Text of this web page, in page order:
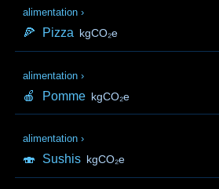
alimentation ›
🍕 Pizza kgCO₂e
alimentation ›
🍎 Pomme kgCO₂e
alimentation ›
🍣 Sushis kgCO₂e